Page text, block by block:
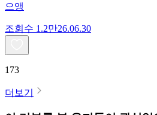
으앵
조회수 1.2만26.06.30
173
더보기